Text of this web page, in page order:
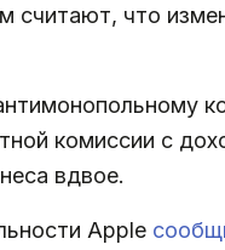
считают, что
комиссии с
вдвое.
Apple